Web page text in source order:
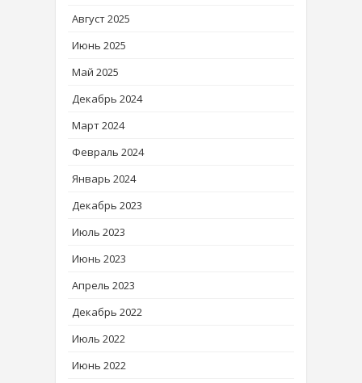
Август 2025
Июнь 2025
Май 2025
Декабрь 2024
Март 2024
Февраль 2024
Январь 2024
Декабрь 2023
Июль 2023
Июнь 2023
Апрель 2023
Декабрь 2022
Июль 2022
Июнь 2022